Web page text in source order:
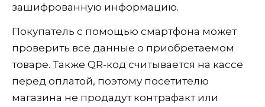
зашифрованную информацию.
Покупатель с помощью смартфона может
проверить все данные о приобретаемом
товаре. Также QR-код считывается на кассе
перед оплатой, поэтому посетителю
магазина не продадут контрафакт или